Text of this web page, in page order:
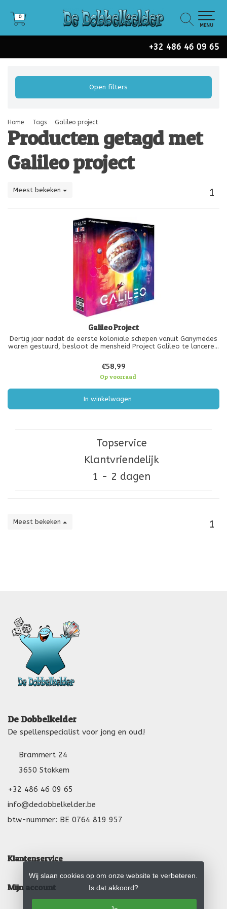
+32 486 46 09 65
0
0
MENU
Open filters
Home Tags Galileo project
Producten getagd met
Galileo project
Meest bekeken 1
Galileo Project
Dertig jaar nadat de eerste koloniale schepen vanuit Ganymedes
waren gestuurd, besloot de mensheid Project Galileo te lanceren!
€58,99
Op voorraad
In winkelwagen
Topservice
Klantvriendelijk
1 - 2 dagen
Meest bekeken 1
De Dobbelkelder
De spellenspecialist voor jong en oud!
Brammert 24
3650 Stokkem
+32 486 46 09 65
info@dedobbelkelder.be
btw-nummer: BE 0764 819 957
Klantenservice
Mijn account
Wij slaan cookies op om onze website te verbeteren.
Is dat akkoord?